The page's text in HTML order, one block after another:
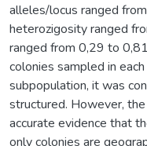
alleles/locus ranged
heterozigosity ranged
ranged from 0,29 to
colonies sampled in
subpopulation, it was
structured. However,
accurate evidence that
only colonies are